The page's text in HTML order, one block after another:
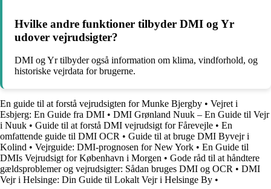
Hvilke andre funktioner tilbyder DMI og Yr
udover vejrudsigter?
DMI og Yr tilbyder også information om klima, vindforhold, og
historiske vejrdata for brugerne.
En guide til at forstå vejrudsigten for Munke Bjergby • Vejret i
Esbjerg: En Guide fra DMI • DMI Grønland Nuuk – En Guide til Vejr
i Nuuk • Guide til at forstå DMI vejrudsigt for Fårevejle • En
omfattende guide til DMI OCR • Guide til at bruge DMI Byvejr i
Kolind • Vejrguide: DMI-prognosen for New York • En Guide til
DMIs Vejrudsigt for København i Morgen • Gode råd til at håndtere
gældsproblemer og vejrudsigter: Sådan bruges DMI og OCR • DMI
Vejr i Helsinge: Din Guide til Lokalt Vejr i Helsinge By •